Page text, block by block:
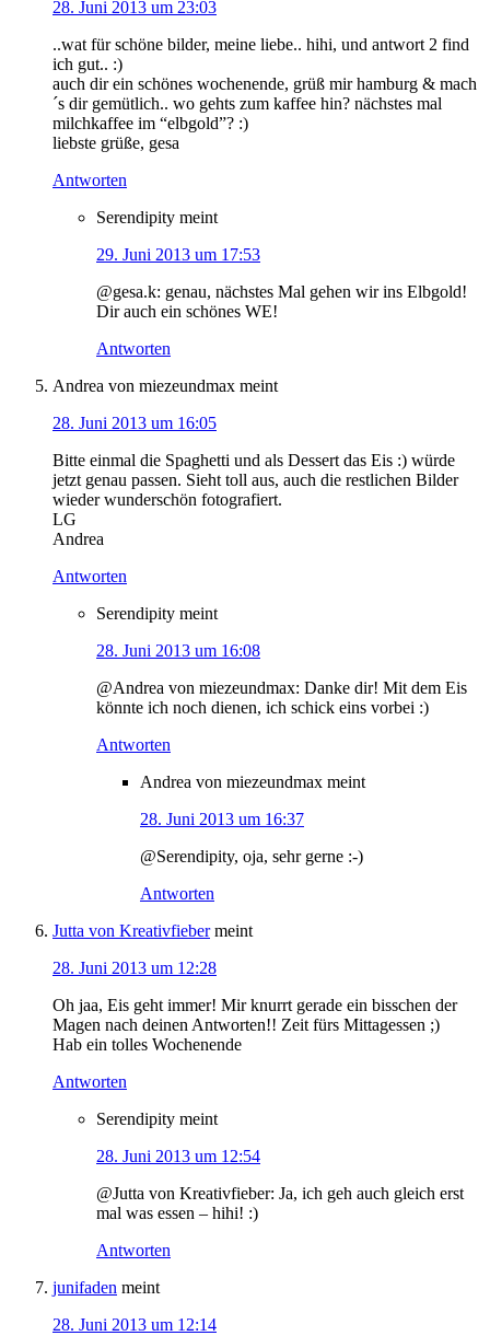
28. Juni 2013 um 23:03
..wat für schöne bilder, meine liebe.. hihi, und antwort 2 find
ich gut.. :)
auch dir ein schönes wochenende, grüß mir hamburg & mach
´s dir gemütlich.. wo gehts zum kaffee hin? nächstes mal
milchkaffee im “elbgold”? :)
liebste grüße, gesa
Antworten
Serendipity meint
29. Juni 2013 um 17:53
@gesa.k: genau, nächstes Mal gehen wir ins Elbgold!
Dir auch ein schönes WE!
Antworten
Andrea von miezeundmax meint
28. Juni 2013 um 16:05
Bitte einmal die Spaghetti und als Dessert das Eis :) würde
jetzt genau passen. Sieht toll aus, auch die restlichen Bilder
wieder wunderschön fotografiert.
LG
Andrea
Antworten
Serendipity meint
28. Juni 2013 um 16:08
@Andrea von miezeundmax: Danke dir! Mit dem Eis
könnte ich noch dienen, ich schick eins vorbei :)
Antworten
Andrea von miezeundmax meint
28. Juni 2013 um 16:37
@Serendipity, oja, sehr gerne :-)
Antworten
Jutta von Kreativfieber meint
28. Juni 2013 um 12:28
Oh jaa, Eis geht immer! Mir knurrt gerade ein bisschen der
Magen nach deinen Antworten!! Zeit fürs Mittagessen ;)
Hab ein tolles Wochenende
Antworten
Serendipity meint
28. Juni 2013 um 12:54
@Jutta von Kreativfieber: Ja, ich geh auch gleich erst
mal was essen – hihi! :)
Antworten
junifaden meint
28. Juni 2013 um 12:14